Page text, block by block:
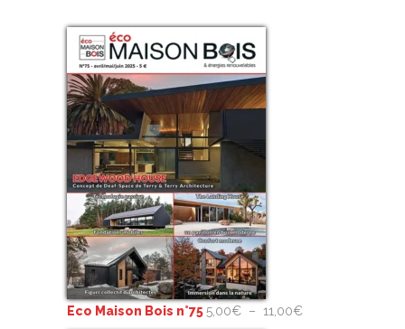
Eco Maison Bois n°755,00€ – 11,00€Plage